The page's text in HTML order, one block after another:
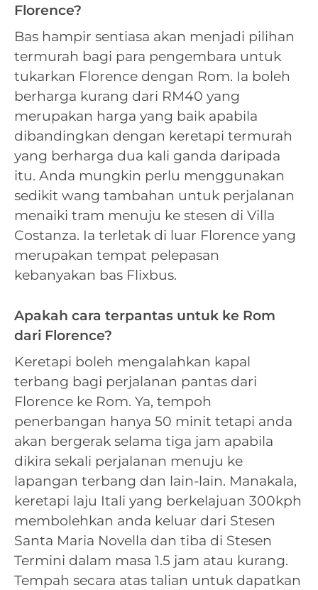
Florence?
Bas hampir sentiasa akan menjadi pilihan
termurah bagi para pengembara untuk
tukarkan Florence dengan Rom. Ia boleh
berharga kurang dari RM40 yang
merupakan harga yang baik apabila
dibandingkan dengan keretapi termurah
yang berharga dua kali ganda daripada
itu. Anda mungkin perlu menggunakan
sedikit wang tambahan untuk perjalanan
menaiki tram menuju ke stesen di Villa
Costanza. Ia terletak di luar Florence yang
merupakan tempat pelepasan
kebanyakan bas Flixbus.
Apakah cara terpantas untuk ke Rom
dari Florence?
Keretapi boleh mengalahkan kapal
terbang bagi perjalanan pantas dari
Florence ke Rom. Ya, tempoh
penerbangan hanya 50 minit tetapi anda
akan bergerak selama tiga jam apabila
dikira sekali perjalanan menuju ke
lapangan terbang dan lain-lain. Manakala,
keretapi laju Itali yang berkelajuan 300kph
membolehkan anda keluar dari Stesen
Santa Maria Novella dan tiba di Stesen
Termini dalam masa 1.5 jam atau kurang.
Tempah secara atas talian untuk dapatkan